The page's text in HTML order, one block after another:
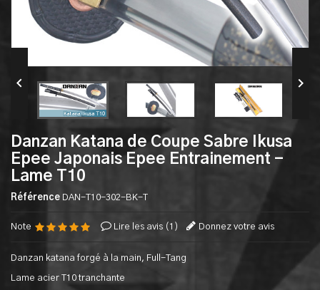
 
Danzan Katana de Coupe Sabre Ikusa
Epee Japonais Epee Entrainement -
Lame T10
Référence DAN-T10-302-BK-T
Note Lire les avis ( 1 ) Donnez votre avis
Danzan katana forgé à la main, Full-Tang
Lame acier T10 tranchante